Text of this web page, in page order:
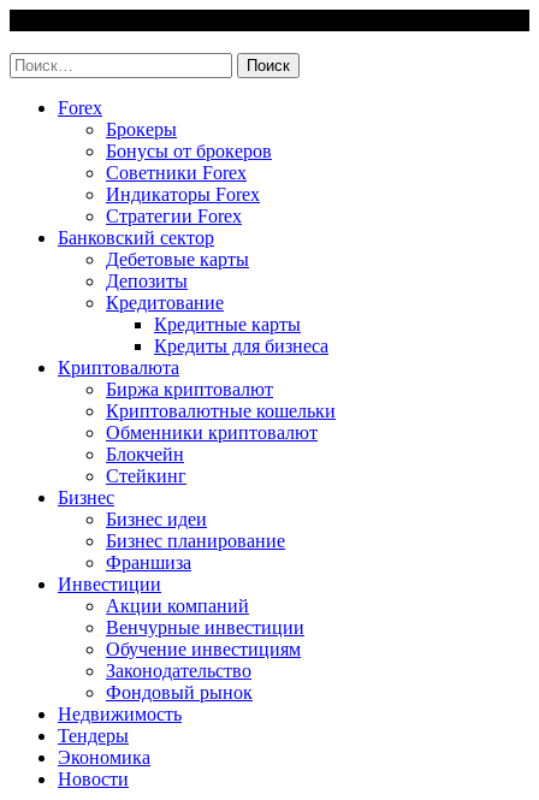
content
Найти:
Forex
Брокеры
Бонусы от брокеров
Советники Forex
Индикаторы Forex
Стратегии Forex
Банковский сектор
Дебетовые карты
Депозиты
Кредитование
Кредитные карты
Кредиты для бизнеса
Криптовалюта
Биржа криптовалют
Криптовалютные кошельки
Обменники криптовалют
Блокчейн
Стейкинг
Бизнес
Бизнес идеи
Бизнес планирование
Франшиза
Инвестиции
Акции компаний
Венчурные инвестиции
Обучение инвестициям
Законодательство
Фондовый рынок
Недвижимость
Тендеры
Экономика
Новости